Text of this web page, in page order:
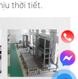
thời tiết.